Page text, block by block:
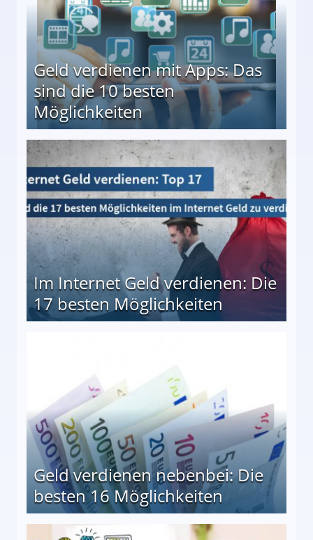
Geld verdienen mit Apps: Das
sind die 10 besten
Möglichkeiten
besten Möglichkeiten
Im Internet Geld verdienen: Die
17 besten Möglichkeiten
Geld verdienen nebenbei: Die
besten 16 Möglichkeiten